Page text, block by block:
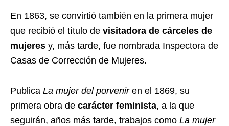
En 1863, se convirtió también en la primera mujer
que recibió el título de visitadora de cárceles de
mujeres y, más tarde, fue nombrada Inspectora de
Casas de Corrección de Mujeres.
Publica La mujer del porveniren el 1869, su
primera obra de carácter feminista, a la que
seguirán, años más tarde, trabajos como La mujer